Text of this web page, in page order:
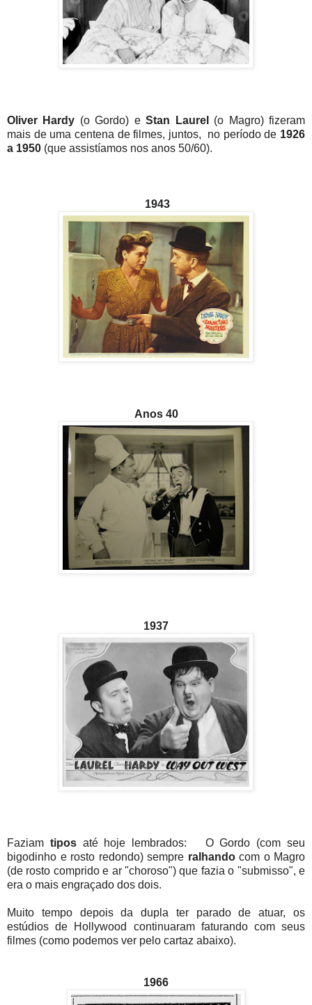
Oliver Hardy (o Gordo) eStan Laurel
(o Magro) fizeram
mais de uma centena de filmes, juntos, no período de 1926
a 1950 (que assistíamos nos anos 50/60).
1943
Anos 40
1937
Faziam tiposaté hoje lembrados: O Gordo (com seu
bigodinho e rosto redondo) sempre ralhandocom o Magro
(de rosto comprido e ar "choroso") que fazia o "submisso", e
era o mais engraçado dos dois.
Muito tempo depois da dupla ter parado de atuar, os
estúdios de Hollywood continuaram faturando com seus
filmes (como podemos ver pelo cartaz abaixo).
1966